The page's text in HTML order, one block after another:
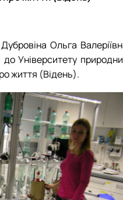
Ольга
Університету
життя (Відень).